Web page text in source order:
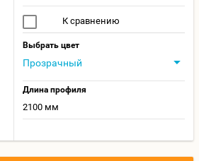
К сравнению
Выбрать цвет
Прозрачный
Длина профиля
2100 мм